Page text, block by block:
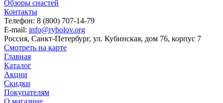
Обзоры снастей
Контакты
Телефон: 8 (800) 707-14-79
E-mail: info@rybolov.org
Россия, Санкт-Петербург, ул. Кубинская, дом 76, корпус 7
Смотреть на карте
Главная
Каталог
Акции
Скидки
Покупателям
О магазине